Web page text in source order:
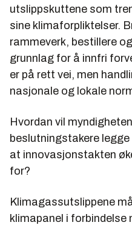
utslippskuttene som
sine klimaforpliktelser.
rammeverk, bestillere
grunnlag for å innfri
er på rett vei, men
nasjonale og lokale
Hvordan vil
beslutningstakere
at innovasjonstakten
for?
Klimagassutslippene
klimapanel i forbindelse